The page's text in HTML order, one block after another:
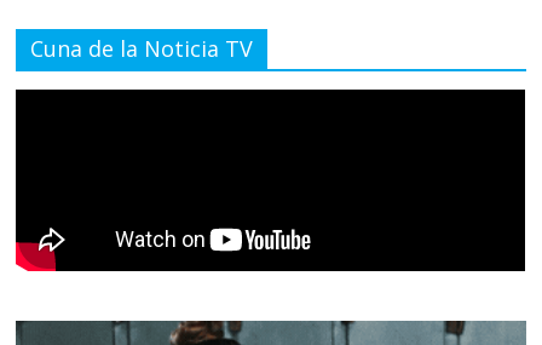
Cuna de la Noticia TV